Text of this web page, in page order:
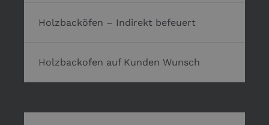
Holzbacköfen – Indirekt befeuert
Holzbackofen auf Kunden Wunsch